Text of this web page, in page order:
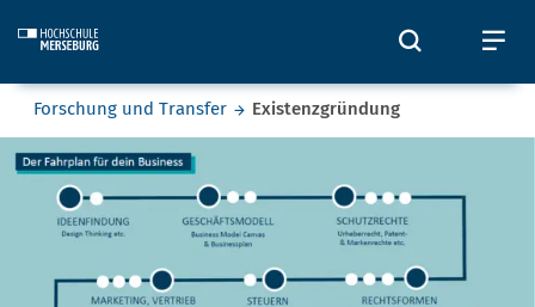
Öffnet
Sie befinden sich hier:
Forschung und Transfer Existenzgründung
Existenzgründung